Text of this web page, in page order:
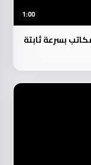
1:00
بسرعة ثابتة